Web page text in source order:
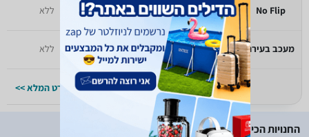
No Flip
מעכב בעירה
יעודכן בקרוב
יעודכן בקרוב
למפרט המלא >>
ללא
ללא
למפרט המלא >>
החנויות הכי זולות